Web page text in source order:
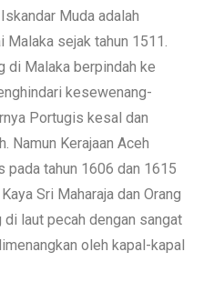
Muda adalah
Malaka sejak tahun 1511.
di Malaka berpindah ke
kesewenang-
Portugis kesal dan
Namun Kerajaan Aceh
pada tahun 1606 dan 1615
Sri Maharaja dan Orang
di laut pecah dengan sangat
oleh kapal-kapal